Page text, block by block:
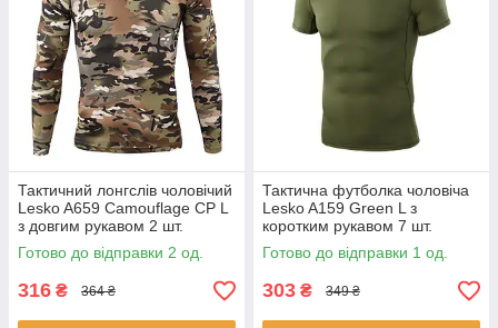
Тактичний лонгслів чоловічий
Lesko A659 Camouflage CP L
з довгим рукавом 2 шт.
Готово до відправки 2 од.
316 ₴ 364 ₴
Тактична футболка чоловіча
Lesko A159 Green L з
коротким рукавом 7 шт.
Готово до відправки 1 од.
303 ₴ 349 ₴